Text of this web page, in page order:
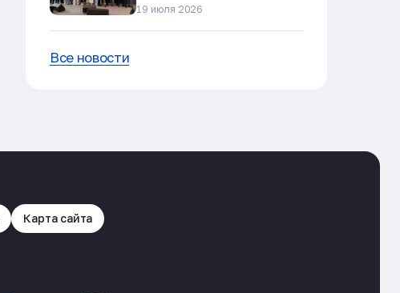
форуме в Альметьевске
19 июля 2026
Все новости
Карта сайта